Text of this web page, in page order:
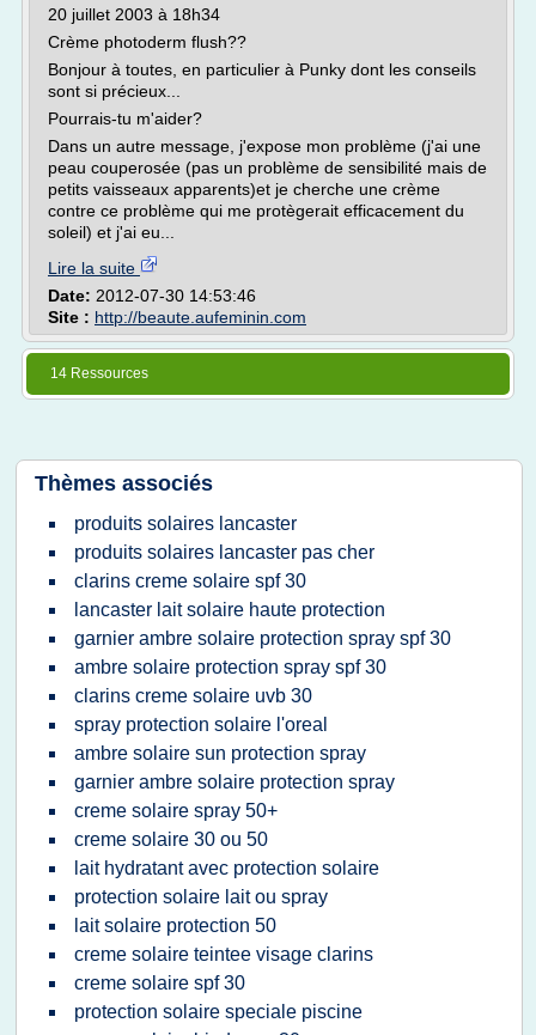
20 juillet 2003 à 18h34
Crème photoderm flush??
Bonjour à toutes, en particulier à Punky dont les conseils
sont si précieux...
Pourrais-tu m'aider?
Dans un autre message, j'expose mon problème (j'ai une
peau couperosée (pas un problème de sensibilité mais de
petits vaisseaux apparents)et je cherche une crème
contre ce problème qui me protègerait efficacement du
soleil) et j'ai eu...
Lire la suite
Date: 2012-07-30 14:53:46
Site : http://beaute.aufeminin.com
14 Ressources
Thèmes associés
produits solaires lancaster
produits solaires lancaster pas cher
clarins creme solaire spf 30
lancaster lait solaire haute protection
garnier ambre solaire protection spray spf 30
ambre solaire protection spray spf 30
clarins creme solaire uvb 30
spray protection solaire l'oreal
ambre solaire sun protection spray
garnier ambre solaire protection spray
creme solaire spray 50+
creme solaire 30 ou 50
lait hydratant avec protection solaire
protection solaire lait ou spray
lait solaire protection 50
creme solaire teintee visage clarins
creme solaire spf 30
protection solaire speciale piscine